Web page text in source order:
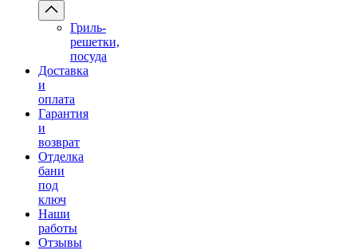
Гриль-
решетки,
посуда
Доставка
и
оплата
Гарантия
и
возврат
Отделка
бани
под
ключ
Наши
работы
Отзывы